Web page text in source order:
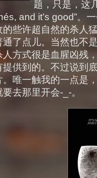
题，只是，这
and it’s good”。
的些许超自然的杀人
通了点儿。当然也不
人方式很是血腥凶残
提供到的。不过说到
。唯一触我的一点是
要去那里开会-_-。